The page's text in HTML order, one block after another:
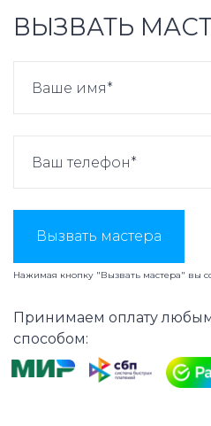
ВЫЗВАТЬ
Вызвать мастера
Нажимая кнопку "Вызвать мастера" вы
Принимаем оплату
способом: